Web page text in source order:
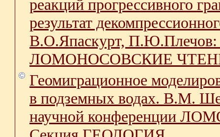
реакций прогрессивного
результат
В.О.Япаскурт, П.Ю.Плечов:
ЛОМОНОСОВСКИЕ
Геомиграционное
в подземных водах. В.М.
научной конференции